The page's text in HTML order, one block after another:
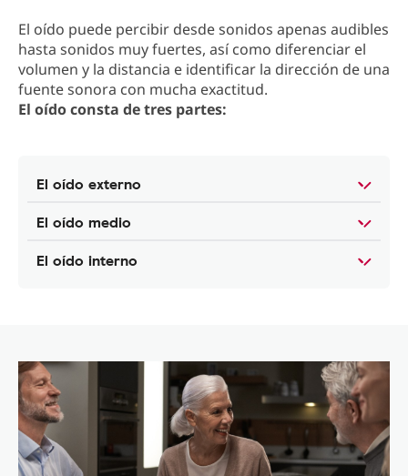
El oído puede percibir desde sonidos apenas audibles
hasta sonidos muy fuertes, así como diferenciar el
volumen y la distancia e identificar la dirección de una
fuente sonora con mucha exactitud.
El oído consta de tres partes:
El oído externo
El oído medio
El oído interno